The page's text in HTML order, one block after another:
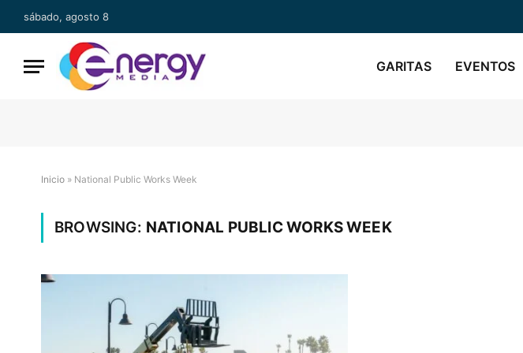
sábado, agosto 8
GARITAS EVENTOS
Inicio » National Public Works Week
BROWSING: NATIONAL PUBLIC WORKS WEEK